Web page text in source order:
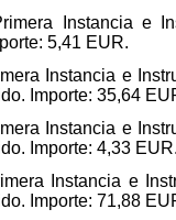
Instancia e
5,41 EUR.
Instancia e
Importe: 35,64
Instancia e
Importe: 4,33 EUR.
Instancia e
Importe: 71,88